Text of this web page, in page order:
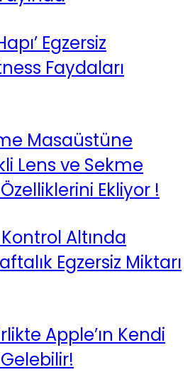
Egzersiz
Faydaları
Masaüstüne
Lens ve Sekme
Ekliyor !
Kontrol Altında
Egzersiz Miktarı
Apple’ın Kendi